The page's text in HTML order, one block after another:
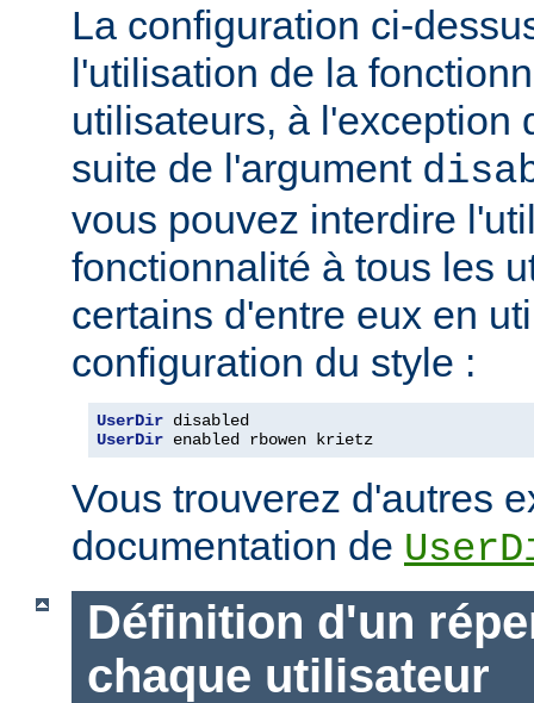
La configuration ci-
l'utilisation de la
utilisateurs, à l'exception
suite de l'argument
vous pouvez interdire
fonctionnalité à tous les
certains d'entre eux en
configuration du style :
UserDir
UserDir enabled rbowen krietz
Vous trouverez d'autres
documentation de
Définition d'un
chaque utilisateur